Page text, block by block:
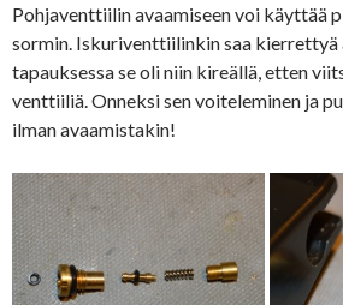
Pohjaventtiilin avaamiseen voi käyttää
sormin. Iskuriventtiilinkin saa kierrettyä
tapauksessa se oli niin kireällä, etten
venttiiliä. Onneksi sen voiteleminen ja
ilman avaamistakin!